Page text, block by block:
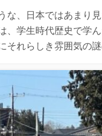
な、日本ではあまり見
、学生時代歴史で学ん
それらしき雰囲気の謎